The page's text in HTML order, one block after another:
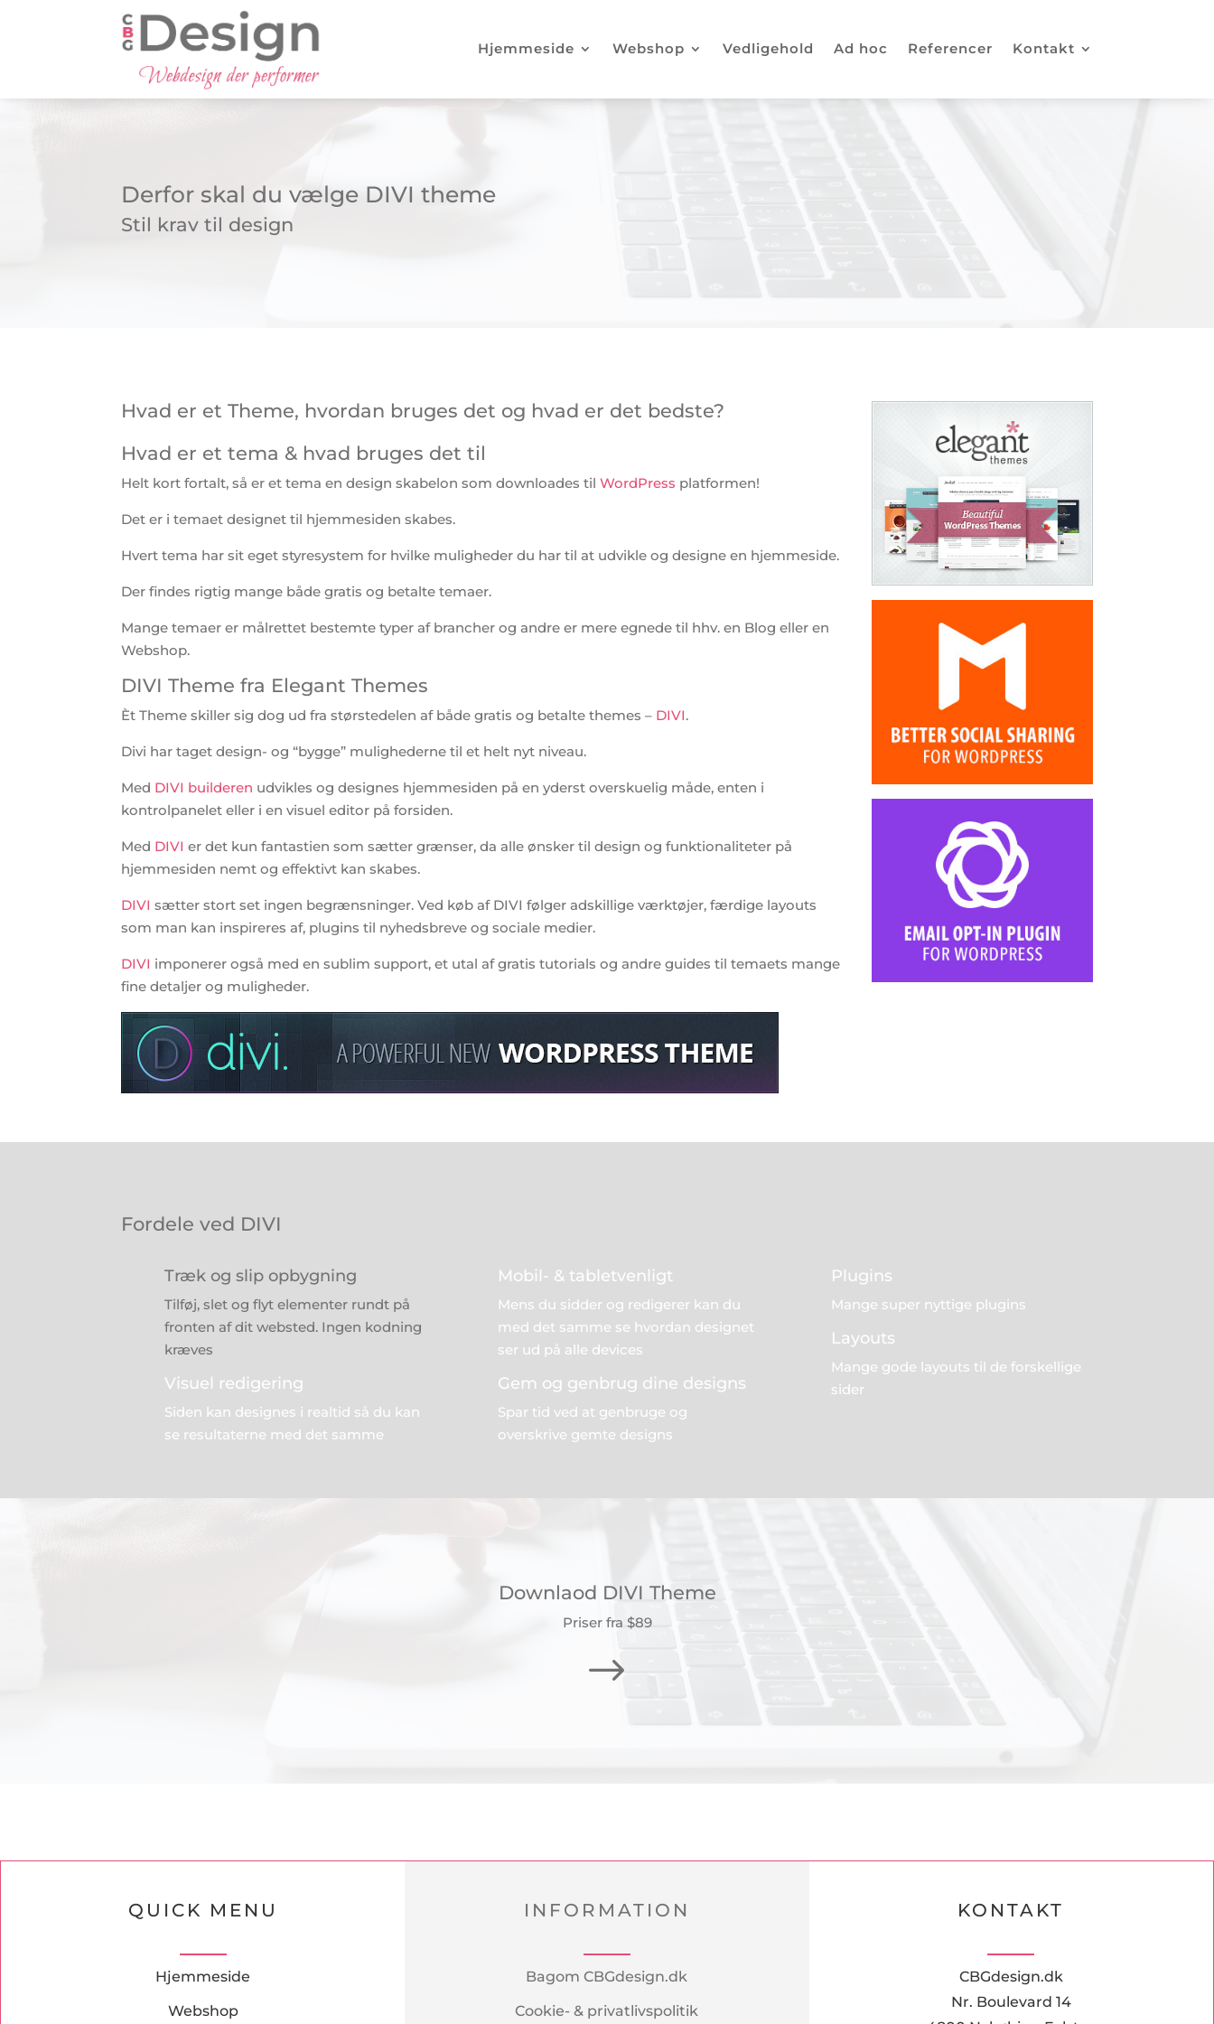
Hjemmeside Webshop Vedligehold Ad hoc Referencer Kontakt
Derfor skal du vælge DIVI theme
Stil krav til design
Hvad er et Theme, hvordan bruges det og hvad er det bedste?
Hvad er et tema & hvad bruges det til
Helt kort fortalt, så er et tema en design skabelon som downloades tilWordPress platformen!
Det er i temaet designet til hjemmesiden skabes.
Hvert tema har sit eget styresystem for hvilke muligheder du har til at udvikle og designe en hjemmeside.
Der findes rigtig mange både gratis og betalte temaer.
Mange temaer er målrettet bestemte typer af brancher og andre er mere egnede til hhv. en Blog eller en
Webshop.
DIVI Theme fra Elegant Themes
Èt Theme skiller sig dog ud fra størstedelen af både gratis og betalte themes – DIVI.
Divi har taget design- og “bygge” mulighederne til et helt nyt niveau.
Med DIVI builderen udvikles og designes hjemmesiden på en yderst overskuelig måde, enten i
kontrolpanelet eller i en visuel editor på forsiden.
Med DIVI er det kun fantastien som sætter grænser, da alle ønsker til design og funktionaliteter på
hjemmesiden nemt og effektivt kan skabes.
DIVI sætter stort set ingen begrænsninger. Ved køb af DIVI følger adskillige værktøjer, færdige layouts
som man kan inspireres af, plugins til nyhedsbreve og sociale medier.
DIVI imponerer også med en sublim support, et utal af gratis tutorials og andre guides til temaets mange
fine detaljer og muligheder.
Fordele ved DIVI
Træk og slip opbygning
Tilføj, slet og flyt elementer rundt på
fronten af dit websted. Ingen kodning
kræves
Visuel redigering
Siden kan designes i realtid så du kan
se resultaterne med det samme
Mobil- & tabletvenligt
Mens du sidder og redigerer kan du
med det samme se hvordan designet
ser ud på alle devices
Gem og genbrug dine designs
Spar tid ved at genbruge og
overskrive gemte designs
Plugins
Mange super nyttige plugins
Layouts
Mange gode layouts til de forskellige
sider
Downlaod DIVI Theme
Priser fra $89
$
QUICK MENU
Hjemmeside
Webshop
INFORMATION
Bagom CBGdesign.dk
Cookie- & privatlivspolitik
KONTAKT
CBGdesign.dk
Nr. Boulevard 14